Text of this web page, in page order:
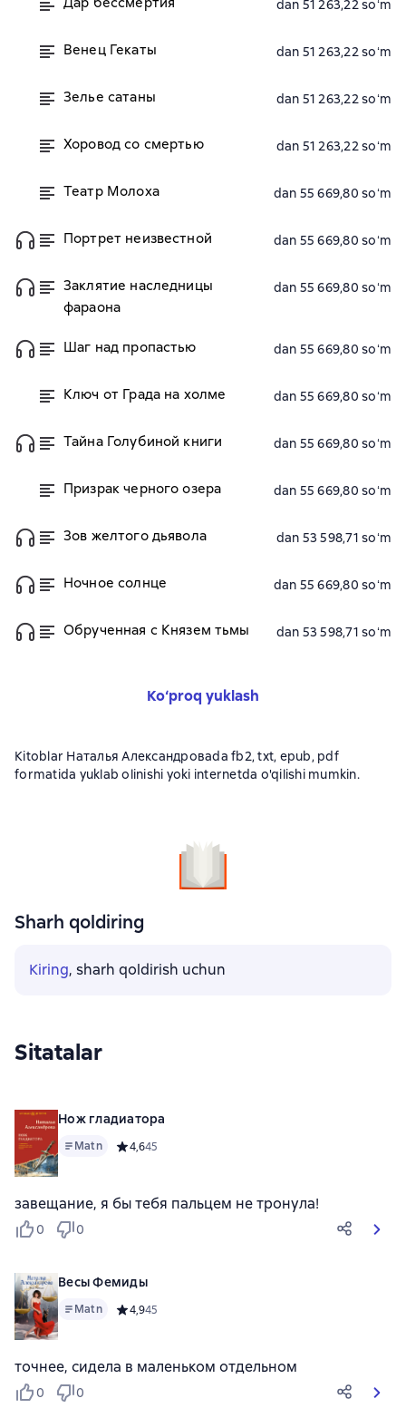
dan 51 263,22 soʻm
Венец Гекаты dan 51 263,22 soʻm
Зелье сатаны dan 51 263,22 soʻm
Хоровод со смертью dan 51 263,22 soʻm
Театр Молоха dan 55 669,80 soʻm
Портрет неизвестной dan 55 669,80 soʻm
Заклятие наследницы
фараона
dan 55 669,80 soʻm
Шаг над пропастью dan 55 669,80 soʻm
Ключ от Града на холме dan 55 669,80 soʻm
Тайна Голубиной книги dan 55 669,80 soʻm
Призрак черного озера dan 55 669,80 soʻm
Зов желтого дьявола dan 53 598,71 soʻm
Ночное солнце dan 55 669,80 soʻm
Обрученная с Князем тьмы dan 53 598,71 soʻm
Ko‘proq yuklash
Kitoblar Наталья Александроваda fb2, txt, epub, pdf
formatida yuklab olinishi yoki internetda o'qilishi mumkin.
Sharh qoldiring
Kiring, sharh qoldirish uchun
Sitatalar
Нож гладиатора
Matn Средний рейтинг 4,6 на основе 45 оценок
4,645
завещание, я бы тебя пальцем не тронула!
0 0
Весы Фемиды
Matn Средний рейтинг 4,9 на основе 45 оценок
4,945
точнее, сидела в маленьком отдельном
0 0